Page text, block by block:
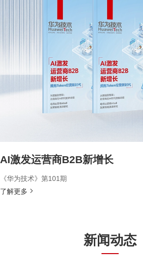
AI激发运营商B2B新增长
《华为技术》第101期
了解更多
新闻动态